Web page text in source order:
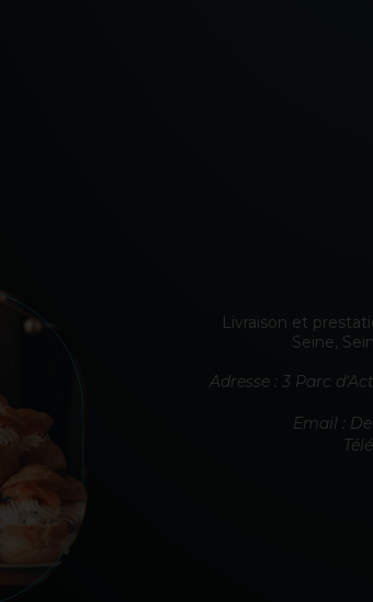
Livraison et
Seine,
Adresse : 3 Parc
Email :